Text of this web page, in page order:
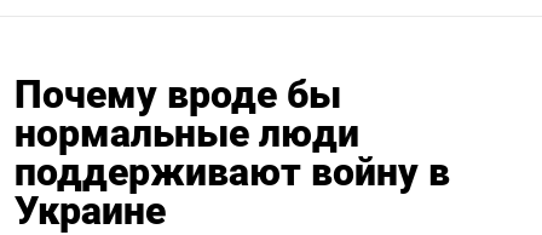
Почему вроде бы
нормальные люди
поддерживают войну в
Украине